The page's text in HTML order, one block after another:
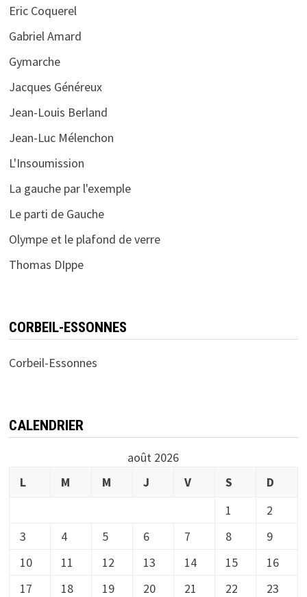
Eric Coquerel
Gabriel Amard
Gymarche
Jacques Généreux
Jean-Louis Berland
Jean-Luc Mélenchon
L'Insoumission
La gauche par l'exemple
Le parti de Gauche
Olympe et le plafond de verre
Thomas DIppe
CORBEIL-ESSONNES
Corbeil-Essonnes
CALENDRIER
août 2026
L
M M J V S
D
1
2
3
4 5 6 7 8
9
10
11 12 13 14 15
16
17
18 19 20 21 22
23